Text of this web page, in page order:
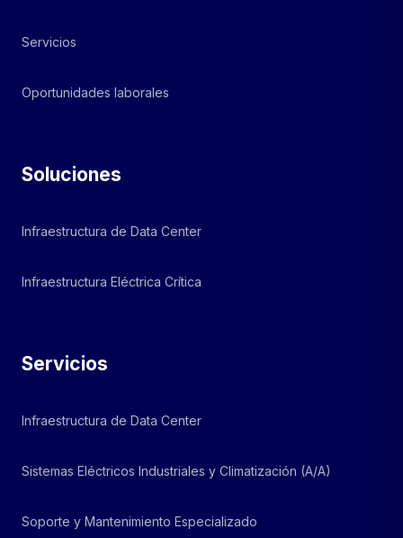
Servicios
Oportunidades laborales
Soluciones
Infraestructura de Data Center
Infraestructura Eléctrica Crítica
Servicios
Infraestructura de Data Center
Sistemas Eléctricos Industriales y Climatización (A/A)
Soporte y Mantenimiento Especializado